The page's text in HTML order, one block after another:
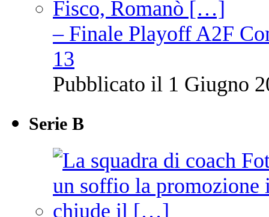
– Finale Playoff A2F
13
Pubblicato il 1 Giugno
Serie B